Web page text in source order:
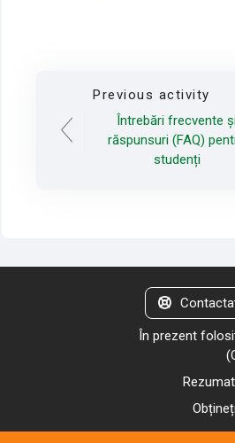
Previous activity
Întrebări frecvente și
răspunsuri (FAQ)
studenți
În prezent
(